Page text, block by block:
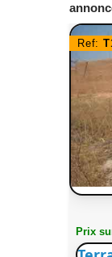
Ref:
Prix